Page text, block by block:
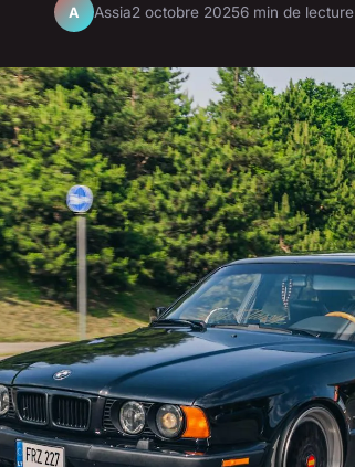
A Assia2 octobre 20256 min de lecture